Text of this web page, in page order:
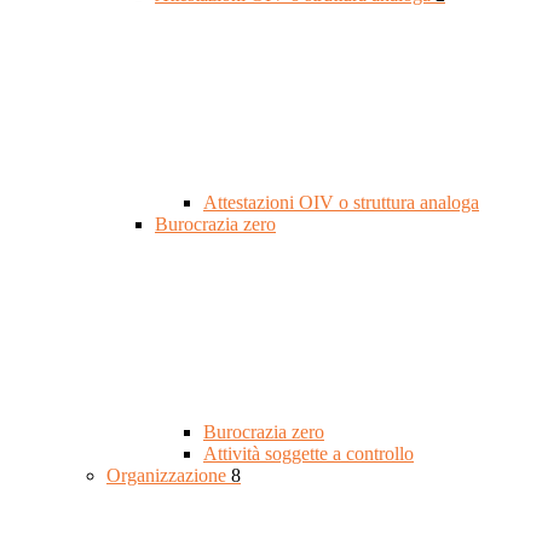
Attestazioni OIV o struttura analoga
Burocrazia zero
Burocrazia zero
Attività soggette a controllo
Organizzazione 8